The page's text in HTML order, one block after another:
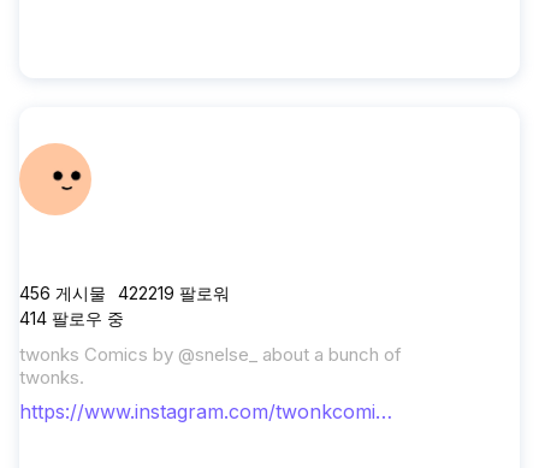
456 게시물 422219 팔로워
414 팔로우 중
twonks Comics by @snelse_ about a bunch of
twonks.
https://www.instagram.com/twonkcomic